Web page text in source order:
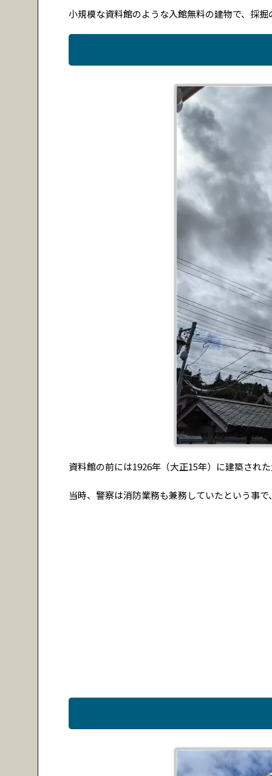
小規模な資料館のような入館無料の建物で、採
資料館の前には1926年（大正15年）に建築され
当時、警察は消防業務も兼務していたという事